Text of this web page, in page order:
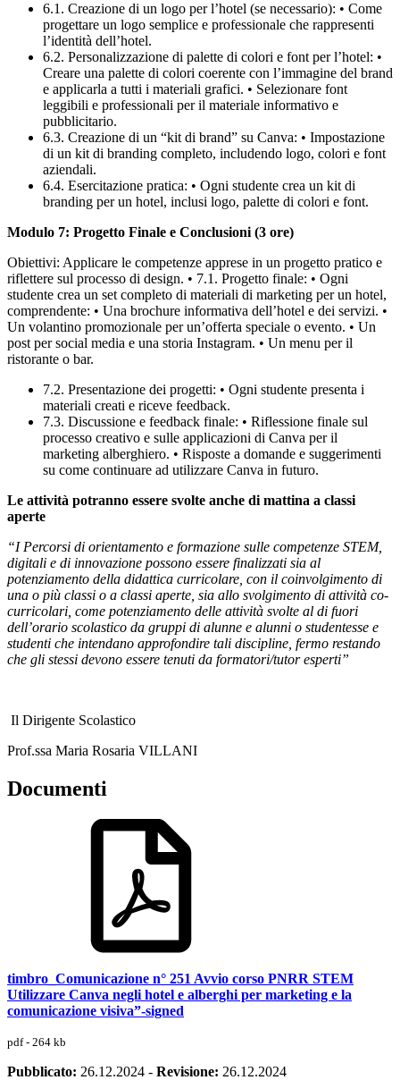
6.1. Creazione di un logo per l’hotel (se necessario): • Come
progettare un logo semplice e professionale che rappresenti
l’identità dell’hotel.
6.2. Personalizzazione di palette di colori e font per l’hotel: •
Creare una palette di colori coerente con l’immagine del brand
e applicarla a tutti i materiali grafici. • Selezionare font
leggibili e professionali per il materiale informativo e
pubblicitario.
6.3. Creazione di un “kit di brand” su Canva: • Impostazione
di un kit di branding completo, includendo logo, colori e font
aziendali.
6.4. Esercitazione pratica: • Ogni studente crea un kit di
branding per un hotel, inclusi logo, palette di colori e font.
Modulo 7: Progetto Finale e Conclusioni (3 ore)
Obiettivi: Applicare le competenze apprese in un progetto pratico e
riflettere sul processo di design. • 7.1. Progetto finale: • Ogni
studente crea un set completo di materiali di marketing per un hotel,
comprendente: • Una brochure informativa dell’hotel e dei servizi. •
Un volantino promozionale per un’offerta speciale o evento. • Un
post per social media e una storia Instagram. • Un menu per il
ristorante o bar.
7.2. Presentazione dei progetti: • Ogni studente presenta i
materiali creati e riceve feedback.
7.3. Discussione e feedback finale: • Riflessione finale sul
processo creativo e sulle applicazioni di Canva per il
marketing alberghiero. • Risposte a domande e suggerimenti
su come continuare ad utilizzare Canva in futuro.
Le attività potranno essere svolte anche di mattina a classi
aperte
“I Percorsi di orientamento e formazione sulle competenze STEM,
digitali e di innovazione possono essere finalizzati sia al
potenziamento della didattica curricolare, con il coinvolgimento di
una o più classi o a classi aperte, sia allo svolgimento di attività co-
curricolari, come potenziamento delle attività svolte al di fuori
dell’orario scolastico da gruppi di alunne e alunni o studentesse e
studenti che intendano approfondire tali discipline, fermo restando
che gli stessi devono essere tenuti da formatori/tutor esperti”
Il Dirigente Scolastico
Prof.ssa Maria Rosaria VILLANI
Documenti
timbro_Comunicazione n° 251 Avvio corso PNRR STEM
Utilizzare Canva negli hotel e alberghi per marketing e la
comunicazione visiva”-signed
pdf - 264 kb
Pubblicato: 26.12.2024 - Revisione: 26.12.2024